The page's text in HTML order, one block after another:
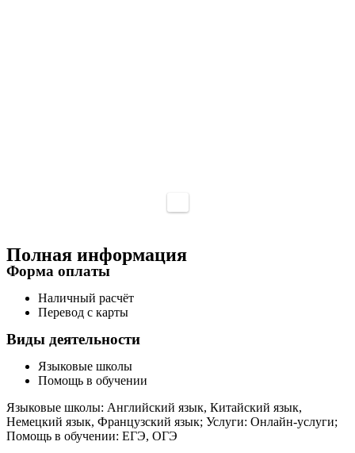
Полная информация
Форма оплаты
Наличный расчёт
Перевод с карты
Виды деятельности
Языковые школы
Помощь в обучении
Языковые школы: Английский язык, Китайский язык,
Немецкий язык, Французский язык; Услуги: Онлайн-услуги;
Помощь в обучении: ЕГЭ, ОГЭ